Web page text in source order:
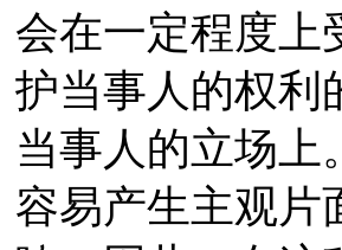
会在一定程度上
护当事人的权利
当事人的立场上
容易产生主观片